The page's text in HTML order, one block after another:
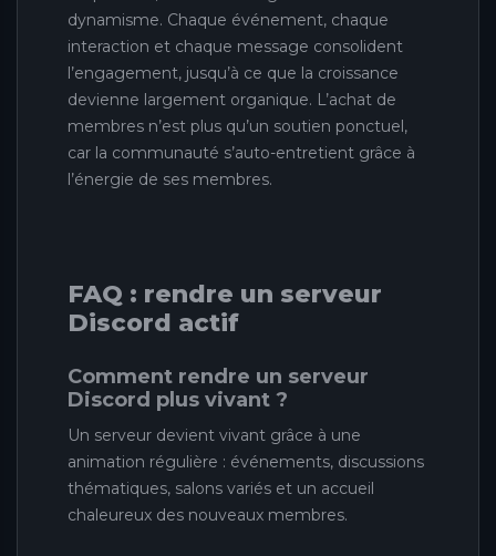
dynamisme. Chaque événement, chaque
interaction et chaque message consolident
l’engagement, jusqu’à ce que la croissance
devienne largement organique. L’achat de
membres n’est plus qu’un soutien ponctuel,
car la communauté s’auto-entretient grâce à
l’énergie de ses membres.
FAQ : rendre un serveur
Discord actif
Comment rendre un serveur
Discord plus vivant ?
Un serveur devient vivant grâce à une
animation régulière : événements, discussions
thématiques, salons variés et un accueil
chaleureux des nouveaux membres.